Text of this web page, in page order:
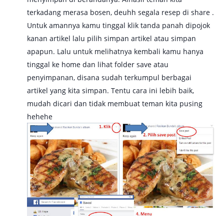
terkadang merasa bosen, deuhh segala resep di share .
Untuk amannya kamu tinggal klik tanda panah dipojok
kanan artikel lalu pilih simpan artikel atau simpan
apapun. Lalu untuk melihatnya kembali kamu hanya
tinggal ke home dan lihat folder save atau
penyimpanan, disana sudah terkumpul berbagai
artikel yang kita simpan. Tentu cara ini lebih baik,
mudah dicari dan tidak membuat teman kita pusing
hehehe